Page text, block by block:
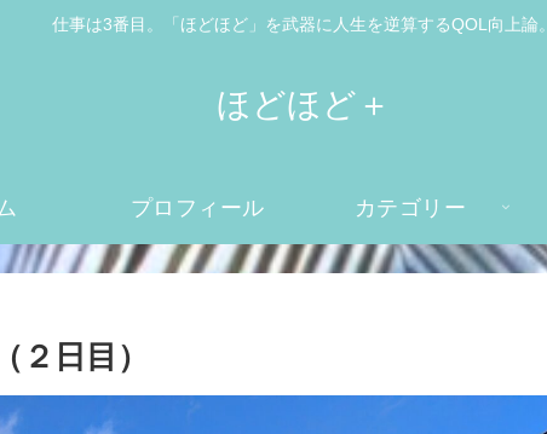
仕事は3番目。「ほどほど」を武器に人生を逆算するQOL向上論。
ほどほど＋
プロフィール カテゴリー
２日目）